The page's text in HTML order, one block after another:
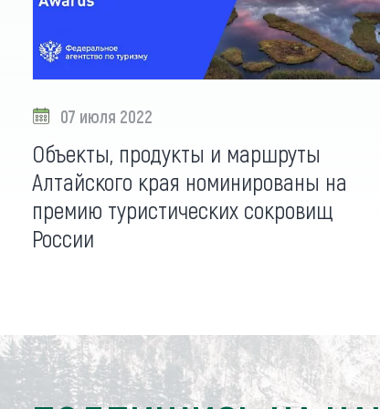
07 июля 2022
Объекты, продукты и маршруты
Алтайского края номинированы на
премию туристических сокровищ
России